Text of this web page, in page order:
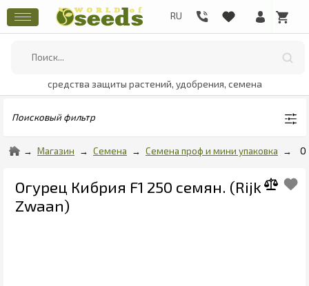
средства защиты растений, удобрения, семена
Поисковый фильтр
Магазин Семена Семена проф и мини упаковка
Огурец Кибрия F1 250 семян. (Rijk
Zwaan)